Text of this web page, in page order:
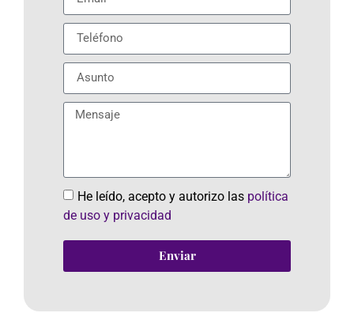
He leído, acepto y autorizo las política
de uso y privacidad
Enviar